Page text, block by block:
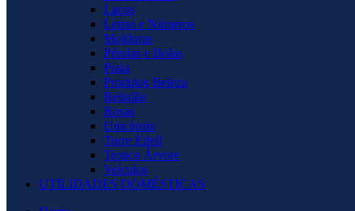
Laços
Letras e Números
Molduras
Pérolas e Bolas
Praia
Produtos Beleza
Religião
Rosas
Unicórnio
Torre Eifell
Tronco Árvore
Veículos
UTILIDADES DOMÉSTICAS